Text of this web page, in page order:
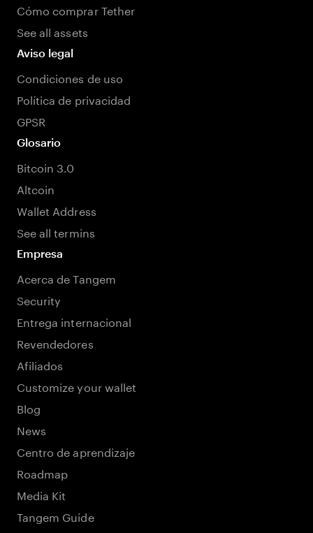
Cómo comprar Tether
See all assets
Aviso legal
Condiciones de uso
Política de privacidad
GPSR
Glosario
Bitcoin 3.0
Altcoin
Wallet Address
See all termins
Empresa
Acerca de Tangem
Security
Entrega internacional
Revendedores
Afiliados
Customize your wallet
Blog
News
Centro de aprendizaje
Roadmap
Media Kit
Tangem Guide